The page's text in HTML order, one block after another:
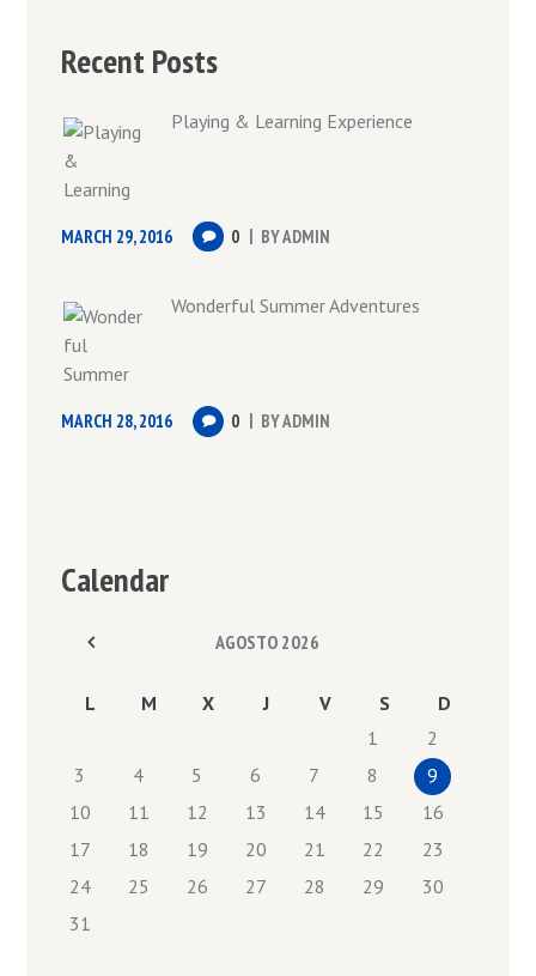
Recent Posts
Playing & Learning Experience
MARCH 29, 2016 0 BYADMIN
Wonderful Summer Adventures
MARCH 28, 2016 0 BYADMIN
Calendar
AGOSTO 2026
L M X J V S
D
1
2
3
4 5 6 7 8
9
10
11 12 13 14 15
16
17
18 19 20 21 22
23
24
25 26 27 28 29
30
31